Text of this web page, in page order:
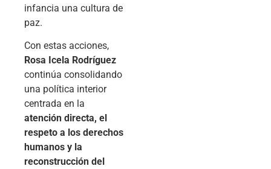
infancia una cultura de
paz.
Con estas acciones,
Rosa Icela Rodríguez
continúa consolidando
una política interior
centrada en la
atención directa, el
respeto a los derechos
humanos y la
reconstrucción del